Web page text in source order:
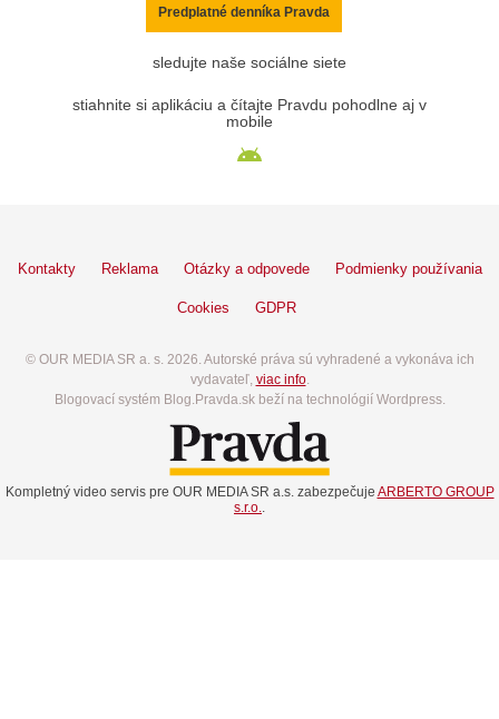
Predplatné denníka Pravda
sledujte naše sociálne siete
stiahnite si aplikáciu a čítajte Pravdu pohodlne aj v
mobile
Kontakty Reklama Otázky a odpovede Podmienky používania
Cookies GDPR
© OUR MEDIA SR a. s. 2026. Autorské práva sú vyhradené a vykonáva ich
vydavateľ, viac info.
Blogovací systém Blog.Pravda.sk beží na technológií Wordpress.
Kompletný video servis pre OUR MEDIA SR a.s. zabezpečuje ARBERTO GROUP
s.r.o.